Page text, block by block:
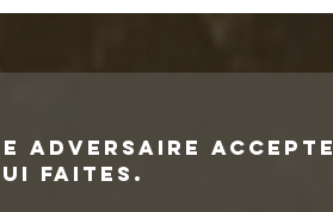
adversaire accepte
faites.